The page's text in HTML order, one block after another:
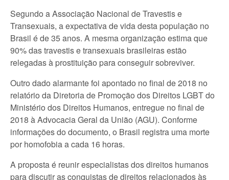
Segundo a Associação Nacional de Travestis e
Transexuais, a expectativa de vida desta população no
Brasil é de 35 anos. A mesma organização estima que
90% das travestis e transexuais brasileiras estão
relegadas à prostituição para conseguir sobreviver.
Outro dado alarmante foi apontado no final de 2018 no
relatório da Diretoria de Promoção dos Direitos LGBT do
Ministério dos Direitos Humanos, entregue no final de
2018 à Advocacia Geral da União (AGU). Conforme
informações do documento, o Brasil registra uma morte
por homofobia a cada 16 horas.
A proposta é reunir especialistas dos direitos humanos
para discutir as conquistas de direitos relacionados às